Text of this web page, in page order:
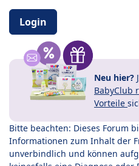
Login
Neu hier?
BabyClub
Vorteile
Bitte beachten: Dieses Forum
Informationen zum Inhalt der
unverbindlich und können